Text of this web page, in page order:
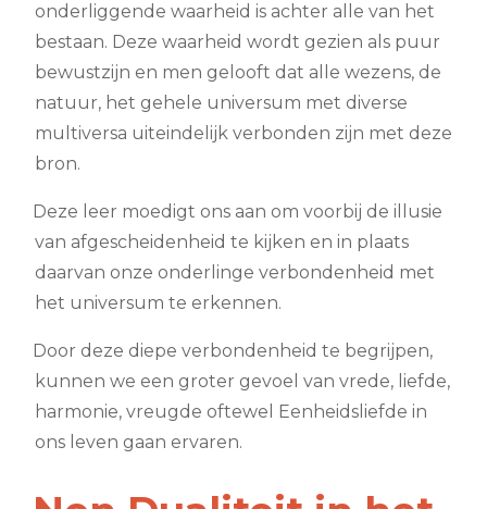
onderliggende waarheid is achter alle van het
bestaan. Deze waarheid wordt gezien als puur
bewustzijn en men gelooft dat alle wezens, de
natuur, het gehele universum met diverse
multiversa uiteindelijk verbonden zijn met deze
bron.
Deze leer moedigt ons aan om voorbij de illusie
van afgescheidenheid te kijken en in plaats
daarvan onze onderlinge verbondenheid met
het universum te erkennen.
Door deze diepe verbondenheid te begrijpen,
kunnen we een groter gevoel van vrede, liefde,
harmonie, vreugde oftewel Eenheidsliefde in
ons leven gaan ervaren.